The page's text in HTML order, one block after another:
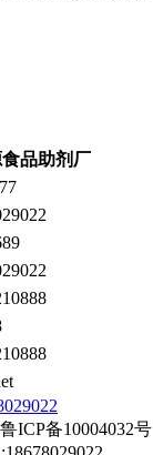
品助剂厂
ICP备10004032号